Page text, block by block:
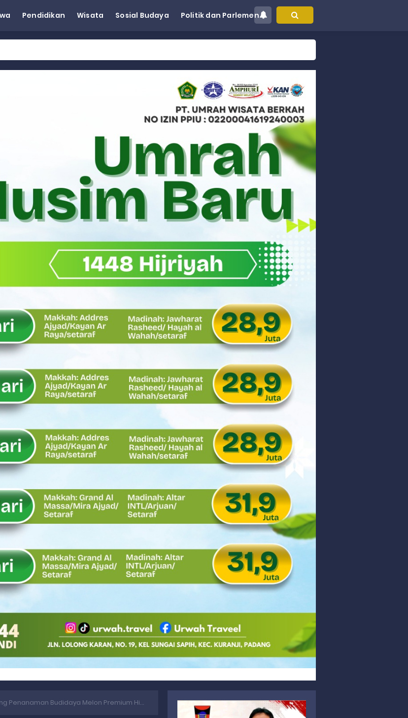
Pendidikan Wisata Sosial Budaya Politik dan Parlemen
Rahmat Saleh Ajak Anak Muda Jadi Pemimpin Bangsa
Publik Pertanyakan Ketegasan Penegakan Hukum
Perhutanan Sosial, Pengelolaan Sampah, dan Perdagangan Karbon
Paska Demo, Ini Bantahan Asintel Kejati Sumbar
Ibadah kepada Tuhan Yang Maha Esa
tentang Kasus Jembatan Sikabu Padang Pariaman
dan Pendapatan
Selatan, Apresiasi Dedikasi Prajurit Dukung Pembangunan Nasional
Labuhan Bajau di Mentawai, Ini Penjelasan Tim Penyidik Kejaksaan Tinggi Sumbar
750 BUMN Momentum Perbaikan Tata Kelola
DI NAGARI SALAREH AIA TIMUR, WUJUD NYATA KEPEDULIAN TNI UNTUK MASYARAKAT
Sampaikan Hal Ini
AD Untuk Rakyat di Kabupaten Kepulauan Mentawai
Apresiasi Gerak Cepat Dasco
Layanan Publik Tetap Terjaga
Dai dan Akademisi
untuk Korban Banjir Bandang di Sumbar
dan Berikan Arahan pada MTQ Nasional ke-50 Tingkat Kec. Sungai Limau
Friday, 7 August
Budidaya Melon Premium Hidroponik di Lumin's Farm Sumatera Barat